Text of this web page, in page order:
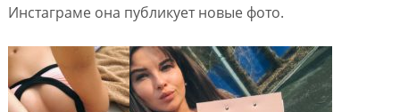
Инстаграме она публикует новые фото.